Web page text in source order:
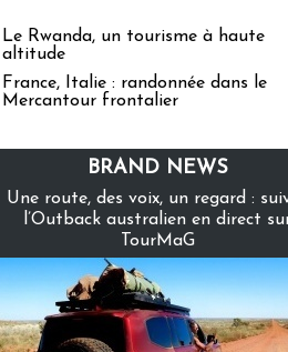
Le Rwanda, un tourisme à haute
altitude
France, Italie : randonnée dans le
Mercantour frontalier
BRAND NEWS
Une route, des voix, un regard :
l’Outback australien en direct
TourMaG